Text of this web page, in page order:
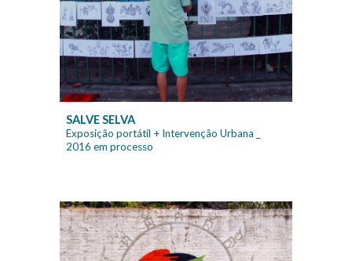
SALVE SELVA
Exposição portátil + Intervenção Urbana
2016 em processo